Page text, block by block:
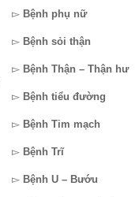
▻ Bệnh phụ nữ
▻ Bệnh sỏi thận
▻ Bệnh Thận – Thận hư
▻ Bệnh tiểu đường
▻ Bệnh Tim mạch
▻ Bệnh Trĩ
▻ Bệnh U – Bướu